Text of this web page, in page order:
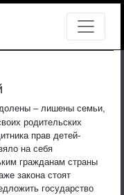
– лишены семьи,
родительских
прав детей-
на себя
гражданам страны
закона стоят
государство